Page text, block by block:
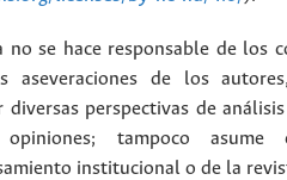
se hace responsable de los
de los
diversas perspectivas de
tampoco asume
institucional o de la